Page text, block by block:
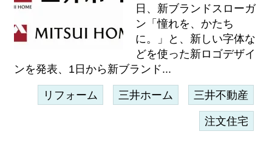
日、新ブランドスローガ
ン「憧れを、かたち
に。」と、新しい字体な
どを使った新ロゴデザイ
ンを発表、1日から新ブランド...
リフォーム 三井ホーム 三井不動産
注文住宅